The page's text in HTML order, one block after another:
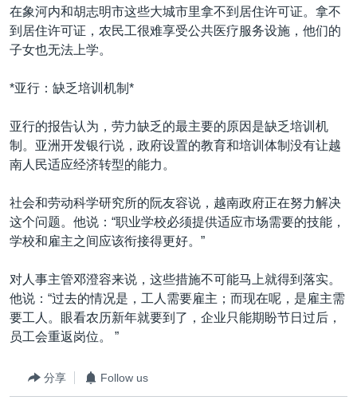
在象河内和胡志明市这些大城市里拿不到居住许可证。拿不
到居住许可证，农民工很难享受公共医疗服务设施，他们的
子女也无法上学。
*亚行：缺乏培训机制*
亚行的报告认为，劳力缺乏的最主要的原因是缺乏培训机
制。亚洲开发银行说，政府设置的教育和培训体制没有让越
南人民适应经济转型的能力。
社会和劳动科学研究所的阮友容说，越南政府正在努力解决
这个问题。他说：“职业学校必须提供适应市场需要的技能，
学校和雇主之间应该衔接得更好。”
对人事主管邓澄容来说，这些措施不可能马上就得到落实。
他说：“过去的情况是，工人需要雇主；而现在呢，是雇主需
要工人。眼看农历新年就要到了，企业只能期盼节日过后，
员工会重返岗位。 ”
分享 Follow us